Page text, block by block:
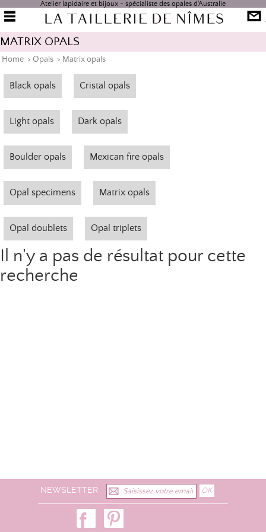
Atelier lapidaire et bijoux - spécialiste des opales d'Australie
MATRIX OPALS
Home > Opals > Matrix opals
Black opals Cristal opals
Light opals Dark opals
Boulder opals Mexican fire opals
Opal specimens Matrix opals
Opal doublets Opal triplets
Il n'y a pas de résultat pour cette
recherche
NEWSLETTER